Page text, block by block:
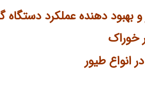
بهبود دهنده عملکرد دستگاه
خوراک
انواع طیور